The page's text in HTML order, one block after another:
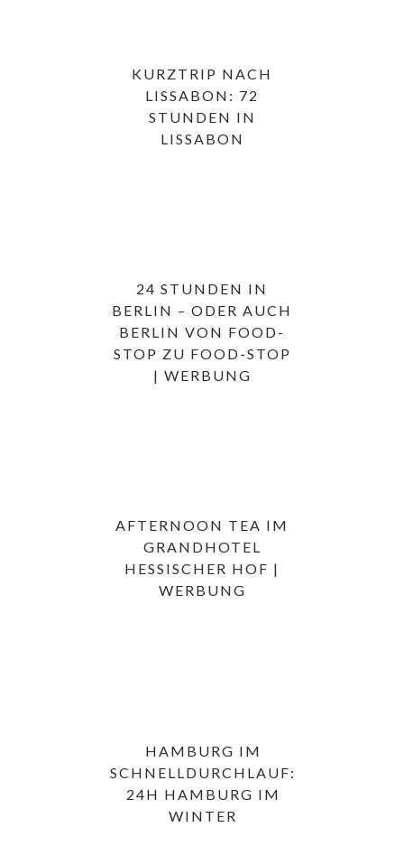
KURZTRIP NACH
LISSABON: 72
STUNDEN IN
LISSABON
24 STUNDEN IN
BERLIN – ODER AUCH
BERLIN VON FOOD-
STOP ZU FOOD-STOP
| WERBUNG
AFTERNOON TEA IM
GRANDHOTEL
HESSISCHER HOF |
WERBUNG
HAMBURG IM
SCHNELLDURCHLAUF:
24H HAMBURG IM
WINTER